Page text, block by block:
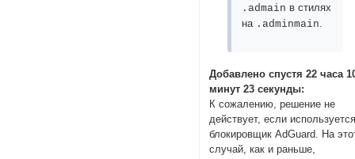
.admain в стилях
на .adminmain.
Добавлено спустя 22 часа
минут 23 секунды:
К сожалению, решение не
действует, если
блокировщик AdGuard. На
случай, как и раньше,